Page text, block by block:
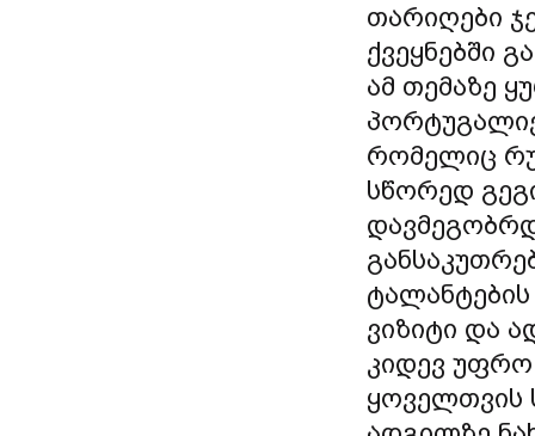
თარიღები
ქვეყნებში
ამ თემაზე
რომელიც
სწორედ
ტალანტების
ვიზიტი და
კიდევ უფრო
ყოველთვის